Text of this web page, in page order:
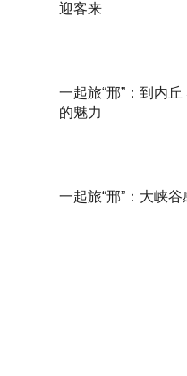
迎客来
一起旅“邢”：到内
的魅力
一起旅“邢”：大峡